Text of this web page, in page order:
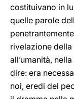
costituivano in
quelle parole
rivelazione della
all’umanità,
dire: era
noi, eredi del